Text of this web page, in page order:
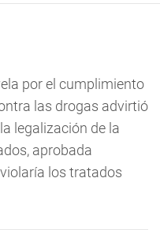
por el cumplimiento
las drogas advirtió
legalización de la
aprobada
los tratados